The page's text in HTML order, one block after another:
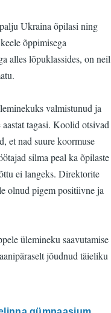
Ukraina õpilasi ning
õppimisega
alles lõpuklassides, on neil
valmistunud ja
tagasi. Koolid otsivad
et nad suure koormuse
silma peal ka õpilaste
ei langeks. Direktorite
olnud pigem positiivne ja
ülemineku saavutamise
jõudnud täieliku